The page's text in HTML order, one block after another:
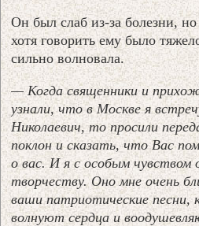
Он был слаб из-за болезни, но
хотя говорить ему было
сильно волновала.
— Когда священники и
узнали, что в Москве я
Николаевич, то просили
поклон и сказать, что Вас
о вас. И я с особым чувством
творчеству. Оно мне очень
ваши патриотические песни,
волнуют сердца и